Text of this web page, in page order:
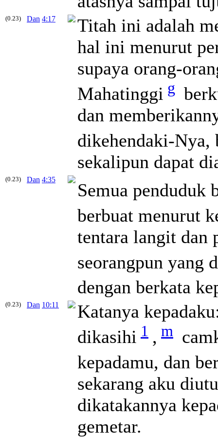
(0.23) Dan 4:17
Titah ini adalah
hal ini menurut
supaya orang-
Mahatinggi g
dan
dikehendaki-Nya,
sekalipun dapat
(0.23) Dan 4:35
Semua penduduk
berbuat menurut
tentara langit dan
seorangpun yang
dengan berkata
(0.23) Dan 10:11
Katanya
dikasihi 1 , m
kepadamu, dan
sekarang aku
dikatakannya
gemetar.